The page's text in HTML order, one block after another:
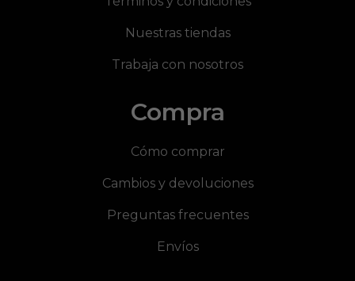
Nuestras tiendas
Trabaja con nosotros
Compra
Cómo comprar
Cambios y devoluciones
Preguntas frecuentes
Envíos